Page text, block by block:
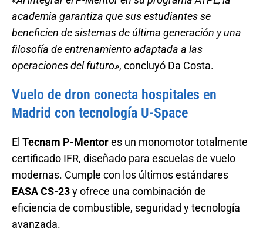
academia garantiza que sus estudiantes se
beneficien de sistemas de última generación y una
filosofía de entrenamiento adaptada a las
operaciones del futuro», concluyó Da Costa.
Vuelo de dron conecta hospitales en
Madrid con tecnología U-Space
El Tecnam P-Mentores un monomotor totalmente
certificado IFR, diseñado para escuelas de vuelo
modernas. Cumple con los últimos estándares
EASA CS-23y ofrece una combinación de
eficiencia de combustible, seguridad y tecnología
avanzada.